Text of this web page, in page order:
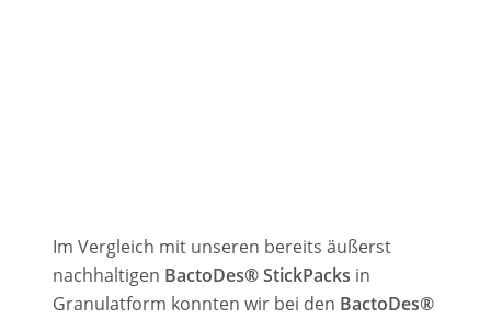
Im Vergleich mit unseren bereits äußerst
nachhaltigen BactoDes® StickPacks in
Granulatform konnten wir bei den BactoDes®